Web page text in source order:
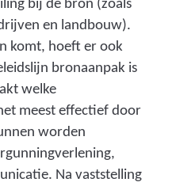
s
s
s
a
n
t
e
,
v
e
e
e
p
l
a
t
c
d
bij de bron (zoals
en landbouw).
komt, hoeft er ook
bronaanpak is
welke
meest effectief door
worden
Na vaststelling